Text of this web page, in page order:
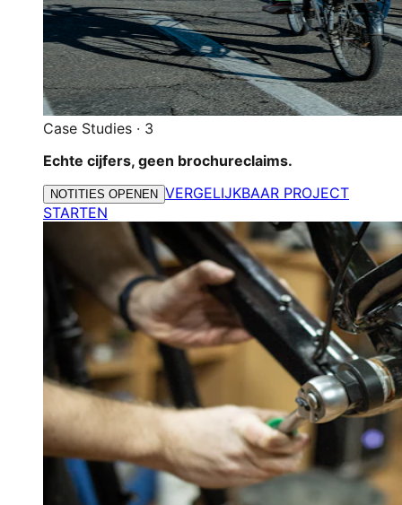
Case Studies · 3
Echte cijfers, geen brochureclaims.
NOTITIES OPENEN VERGELIJKBAAR PROJECT
STARTEN